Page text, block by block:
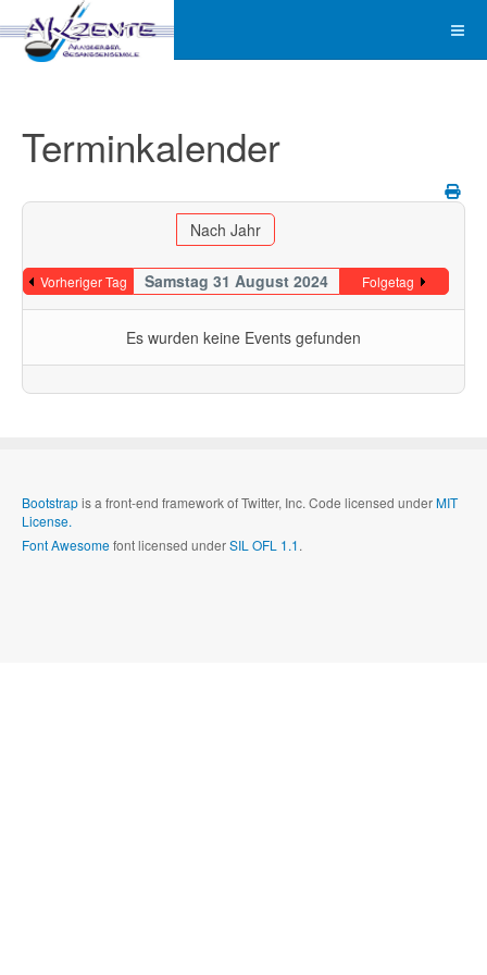
Terminkalender
Nach Jahr
Vorheriger Tag Samstag 31 August 2024 Folgetag
Es wurden keine Events gefunden
Bootstrapis a front-end framework of Twitter, Inc. Code licensed underMIT
License.
Font Awesomefont licensed underSIL OFL 1.1.